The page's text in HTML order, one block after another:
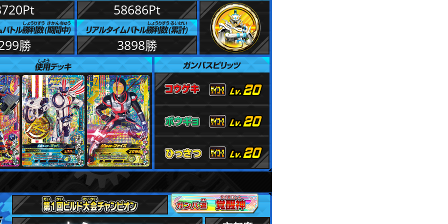
58686Pt
勝 3898勝